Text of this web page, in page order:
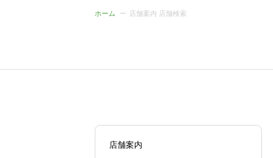
ホーム 店舗案内 店舗検索
店舗案内